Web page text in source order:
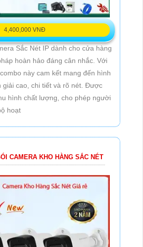
4,400,000 VNĐ
Sắc Nét IP dành cho cửa hàng
hoàn hảo đáng cân nhắc. Với
này cam kết mang đến hình
giải cao, chi tiết và rõ nét. Được
hình chất lượng, cho phép người
hoạt
CAMERA KHO HÀNG SẮC NÉT